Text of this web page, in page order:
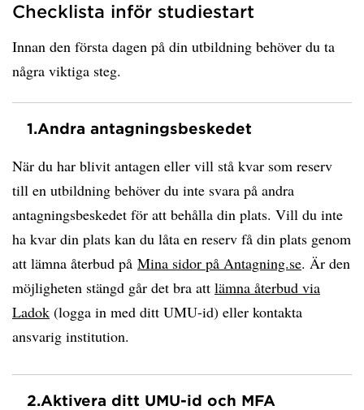
Checklista inför studiestart
Innan den första dagen på din utbildning behöver du ta
några viktiga steg.
1.Andra antagningsbeskedet
När du har blivit antagen eller vill stå kvar som reserv
till en utbildning behöver du inte svara på andra
antagningsbeskedet för att behålla din plats. Vill du inte
ha kvar din plats kan du låta en reserv få din plats genom
att lämna återbud på Mina sidor på Antagning.se. Är den
möjligheten stängd går det bra att lämna återbud via
Ladok (logga in med ditt UMU-id) eller kontakta
ansvarig institution.
2.Aktivera ditt UMU-id och MFA